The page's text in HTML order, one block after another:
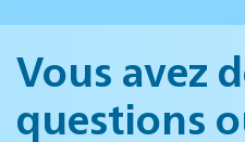
Vous avez
questions